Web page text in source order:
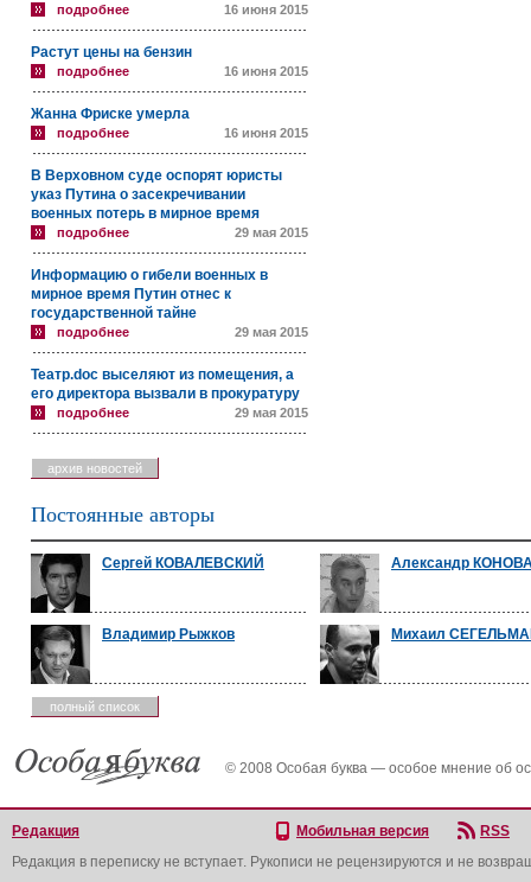
подробнее 16 июня 2015
Растут цены на бензин
подробнее 16 июня 2015
Жанна Фриске умерла
подробнее 16 июня 2015
В Верховном суде оспорят юристы
указ Путина о засекречивании
военных потерь в мирное время
подробнее 29 мая 2015
Информацию о гибели военных в
мирное время Путин отнес к
государственной тайне
подробнее 29 мая 2015
Театр.doc выселяют из помещения, а
его директора вызвали в прокуратуру
подробнее 29 мая 2015
архив новостей
Постоянные авторы
Сергей КОВАЛЕВСКИЙ Александр
Владимир Рыжков Михаил
полный список
© 2008 Особая буква — особое мнение об
Редакция Мобильная версия
RSS
Редакция в переписку не вступает. Рукописи не рецензируются и не